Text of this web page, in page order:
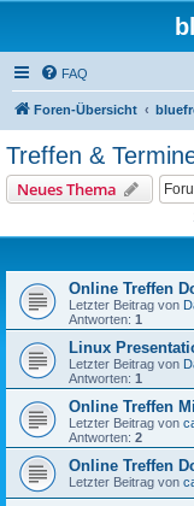
FAQ
Foren-Übersicht
Treffen &
Neues Thema
Online Treffen
Letzter Beitrag von
Antworten: 1
Linux
Letzter Beitrag von
Antworten: 1
Online Treffen
Letzter Beitrag von
Antworten: 2
Online Treffen
Letzter Beitrag von